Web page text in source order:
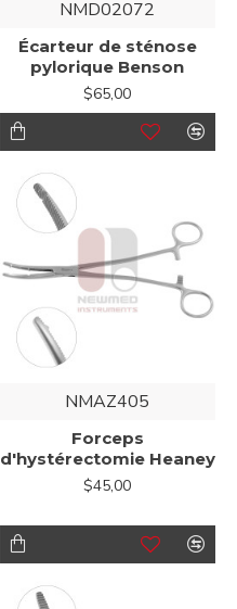
NMD02072
Écarteur de sténose
pylorique Benson
$65,00
NMAZ405
Forceps
d'hystérectomie Heaney
$45,00